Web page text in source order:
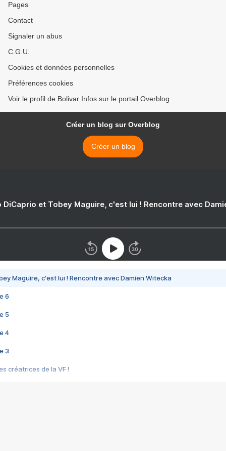
Pages
Contact
Signaler un abus
C.G.U.
Cookies et données personnelles
Préférences cookies
Voir le profil de Bolivar Infos sur le portail Overblog
Créer un blog sur Overblog
Créer un blog
DiCaprio et Tobey Maguire, c'est lui ! Rencontre avec
Maguire, c'est lui ! Rencontre avec Damien Witecka
6
5
4
3
créatrices de la VF !